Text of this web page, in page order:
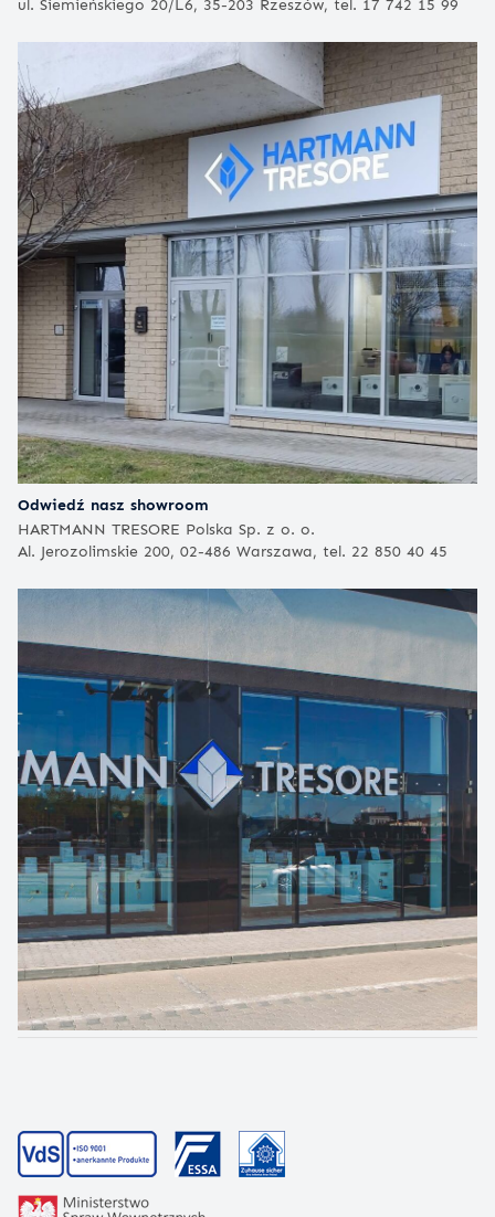
ul. Siemieńskiego 20/L6, 35-203 Rzeszów, tel. 17 742 15 99
Odwiedź nasz showroom
HARTMANN TRESORE Polska Sp. z o. o.
Al. Jerozolimskie 200, 02-486 Warszawa, tel. 22 850 40 45